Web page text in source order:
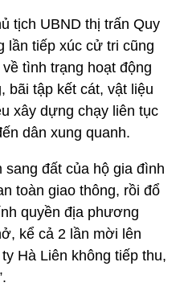
tịch UBND thị trấn Quy
lần tiếp xúc cử tri cũng
tình trạng hoạt động
bãi tập kết cát, vật liệu
xây dựng chạy liên tục
dân xung quanh.
sang đất của hộ gia đình
toàn giao thông, rồi đổ
quyền địa phương
kể cả 2 lần mời lên
Hà Liên không tiếp thu,